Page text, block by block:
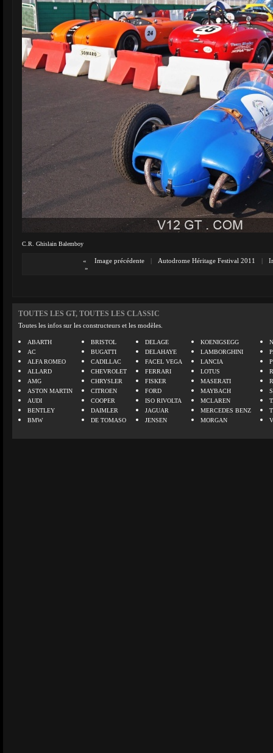
C.R. Ghislain Balemboy
« Image précédente | Autodrome Héritage Festival 2011 |
»
TOUTES LES GT, TOUTES LES CLASSIC
Toutes les infos sur les constructeurs et les modèles.
ABARTH
AC
ALFA ROMEO
ALLARD
AMG
ASTON MARTIN
AUDI
BENTLEY
BMW
BRISTOL
BUGATTI
CADILLAC
CHEVROLET
CHRYSLER
CITROEN
COOPER
DAIMLER
DE TOMASO
DELAGE
DELAHAYE
FACEL VEGA
FERRARI
FISKER
FORD
ISO RIVOLTA
JAGUAR
JENSEN
KOENIGSEGG
LAMBORGHINI
LANCIA
LOTUS
MASERATI
MAYBACH
MCLAREN
MERCEDES BENZ
MORGAN